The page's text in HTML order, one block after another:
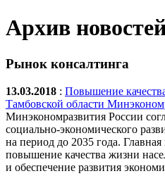
Архив
Рынок консалтинга
13.03.2018 : Повышение
Тамбовской области
Минэкономразвития России
социально-экономического
на период до 2035 года. Главная
повышение качества жизни
и обеспечение развития